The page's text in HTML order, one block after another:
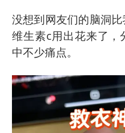
没想到网友们的脑洞
维生素c用出花来了，
中不少痛点。